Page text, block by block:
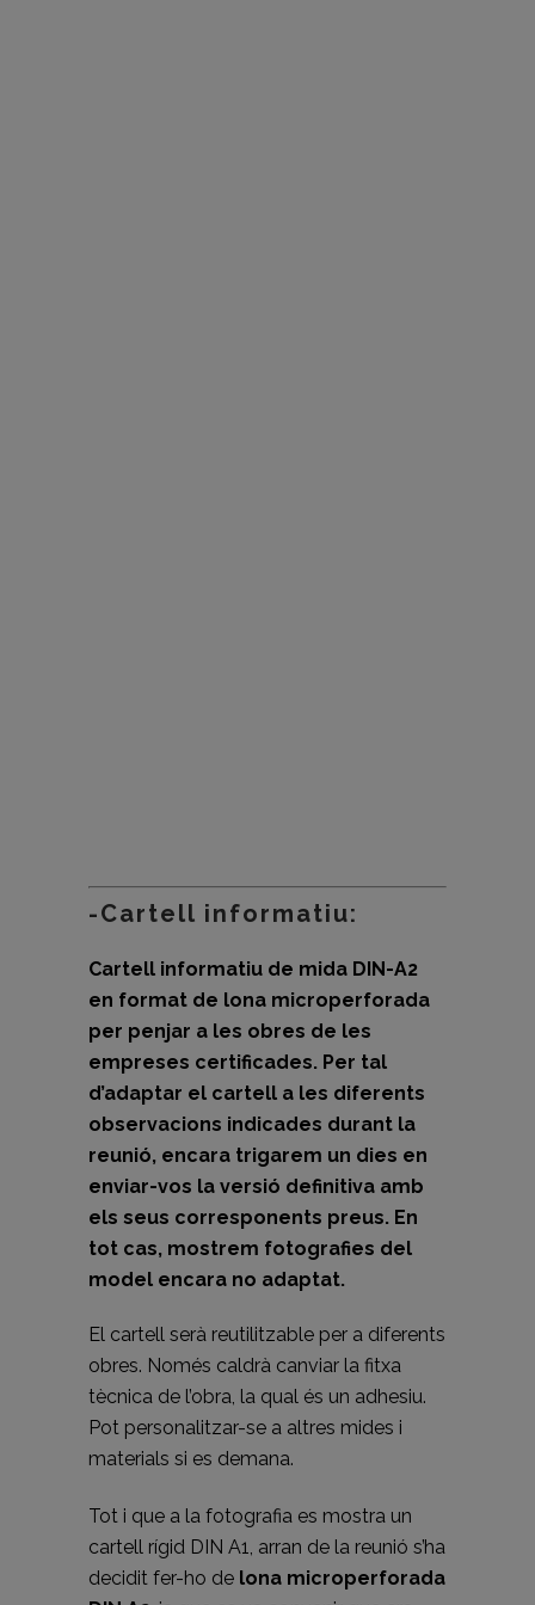
-Cartell informatiu:
Cartell informatiu de mida DIN-A2
en format de lona microperforada
per penjar a les obres de les
empreses certificades. Per tal
d’adaptar el cartell a les diferents
observacions indicades durant la
reunió, encara trigarem un dies en
enviar-vos la versió definitiva amb
els seus corresponents preus. En
tot cas, mostrem fotografies del
model encara no adaptat.
El cartell serà reutilitzable per a diferents
obres. Només caldrà canviar la fitxa
tècnica de l’obra, la qual és un adhesiu.
Pot personalitzar-se a altres mides i
materials si es demana.
Tot i que a la fotografia es mostra un
cartell rígid DIN A1, arran de la reunió s’ha
decidit fer-ho de lona microperforada